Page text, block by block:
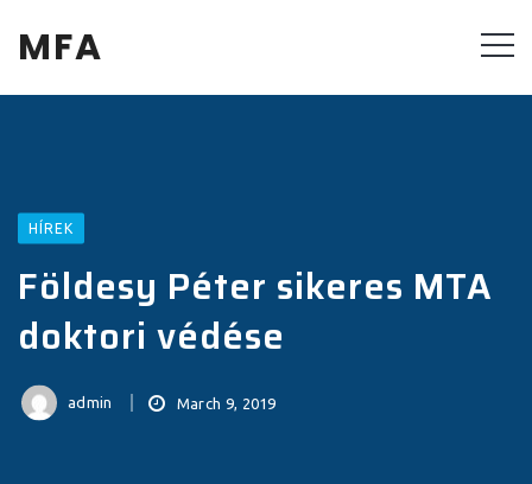
MFA
HÍREK
Földesy Péter sikeres MTA
doktori védése
admin March 9, 2019